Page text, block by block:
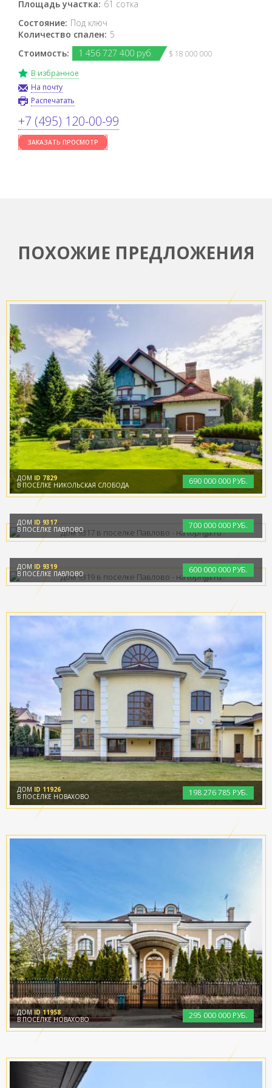
Площадь участка: 61 сотка
Состояние: Под ключ
Количество спален: 5
Стоимость:
1 456 727 400 руб.
$ 18 000 000
В избранное
На почту
Распечатать
+7 (495) 120-00-99
ЗАКАЗАТЬ ПРОСМОТР
ПОХОЖИЕ ПРЕДЛОЖЕНИЯ
690 000 000 РУБ.
ДОМ ID 7829
В ПОСЁЛКЕ НИКОЛЬСКАЯ СЛОБОДА
700 000 000 РУБ.
ДОМID 9317
В ПОСЁЛКЕ ПАВЛОВО
600 000 000 РУБ.
ДОМID 9319
В ПОСЁЛКЕ ПАВЛОВО
198276785 РУБ.
ДОМ ID 11926
В ПОСЁЛКЕ НОВАХОВО
295 000 000 РУБ.
ДОМID 11958
В ПОСЁЛКЕ НОВАХОВО